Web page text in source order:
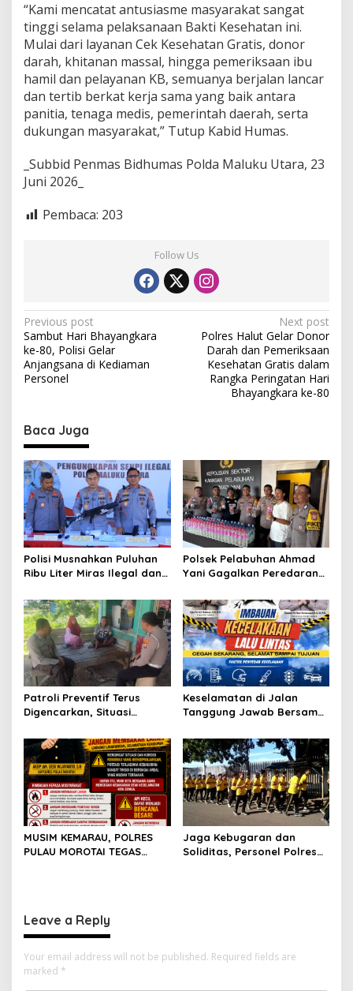
“Kami mencatat antusiasme masyarakat sangat
tinggi selama pelaksanaan Bakti Kesehatan ini.
Mulai dari layanan Cek Kesehatan Gratis, donor
darah, khitanan massal, hingga pemeriksaan ibu
hamil dan pelayanan KB, semuanya berjalan lancar
dan tertib berkat kerja sama yang baik antara
panitia, tenaga medis, pemerintah daerah, serta
dukungan masyarakat,” Tutup Kabid Humas.
_Subbid Penmas Bidhumas Polda Maluku Utara, 23
Juni 2026_
Pembaca: 203
Follow Us
P
o
s
t
a
v
i
g
a
t
i
n
Previous post
Sambut Hari Bhayangkara
ke-80, Polisi Gelar
Anjangsana di Kediaman
Personel
Next post
Polres Halut Gelar Donor
Darah dan Pemeriksaan
Kesehatan Gratis dalam
Rangka Peringatan Hari
Bhayangkara ke-80
Baca Juga
Polisi Musnahkan Puluhan
Ribu Liter Miras Ilegal dan
Peredaran Senjata Api
Lintas Negara
Polsek Pelabuhan Ahmad
Yani Gagalkan Peredaran
Disembunyikan di Dapur
Kapal
Patroli Preventif Terus
Digencarkan, Situasi
Morotai Tetap Aman dan
Kondusif
Keselamatan di Jalan
Tanggung Jawab Bersama,
Edukasi Cegah Kecelakaan
Lalu Lintas
MUSIM KEMARAU, POLRES
PULAU MOROTAI TEGAS
Jaga Kebugaran dan
Soliditas, Personel Polres
Leave a Reply
Your email address will not be published. Required fields are
marked *